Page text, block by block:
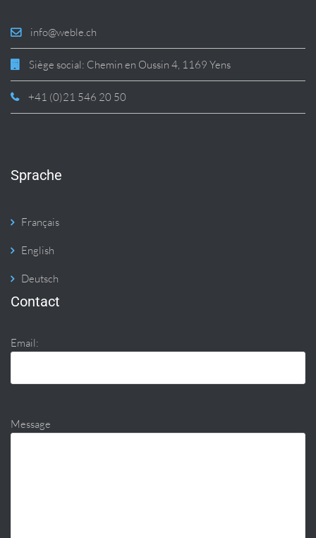
info@weble.ch
Siège social: Chemin en Oussin 4, 1169 Yens
+41 (0)21 546 20 50
Sprache
Français
English
Deutsch
Contact
Email:
Message